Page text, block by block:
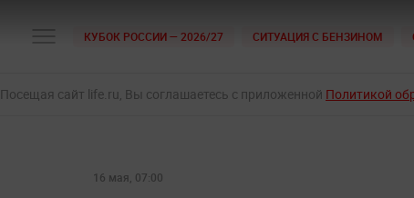
КУБОК РОССИИ — 2026/27 СИТУАЦИЯ С БЕНЗИНОМ
Посещая сайт life.ru, Вы соглашаетесь с приложенной Политикой
16 мая, 07:00